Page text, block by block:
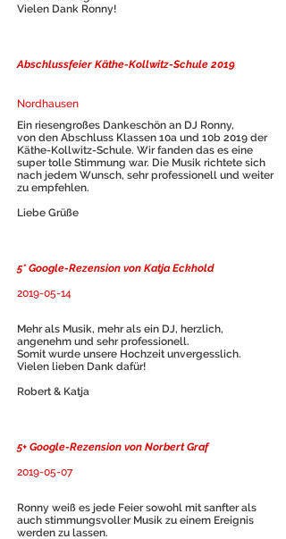
Vielen Dank Ronny!
Abschlussfeier Käthe-Kollwitz-Schule 2019
Nordhausen
Ein riesengroßes Dankeschön an DJ Ronny,
von den Abschluss Klassen 10a und 10b 2019 der
Käthe-Kollwitz-Schule. Wir fanden das es eine
super tolle Stimmung war. Die Musik richtete sich
nach jedem Wunsch, sehr professionell und weiter
zu empfehlen.
Liebe Grüße
5* Google-Rezension von Katja Eckhold
2019-05-14
Mehr als Musik, mehr als ein DJ, herzlich,
angenehm und sehr professionell.
Somit wurde unsere Hochzeit unvergesslich.
Vielen lieben Dank dafür!
Robert & Katja
5+ Google-Rezension von Norbert Graf
2019-05-07
Ronny weiß es jede Feier sowohl mit sanfter als
auch stimmungsvoller Musik zu einem Ereignis
werden zu lassen.